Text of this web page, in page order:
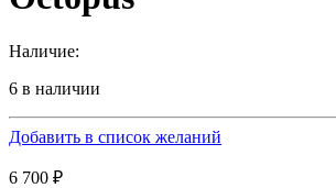
Наличие:
6 в наличии
Добавить в список желаний
6 700 ₽